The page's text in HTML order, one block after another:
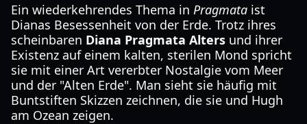
Ein wiederkehrendes Thema in Pragmata ist
Dianas Besessenheit von der Erde. Trotz ihres
scheinbaren Diana Pragmata Alters und ihrer
Existenz auf einem kalten, sterilen Mond spricht
sie mit einer Art vererbter Nostalgie vom Meer
und der "Alten Erde". Man sieht sie häufig mit
Buntstiften Skizzen zeichnen, die sie und Hugh
am Ozean zeigen.